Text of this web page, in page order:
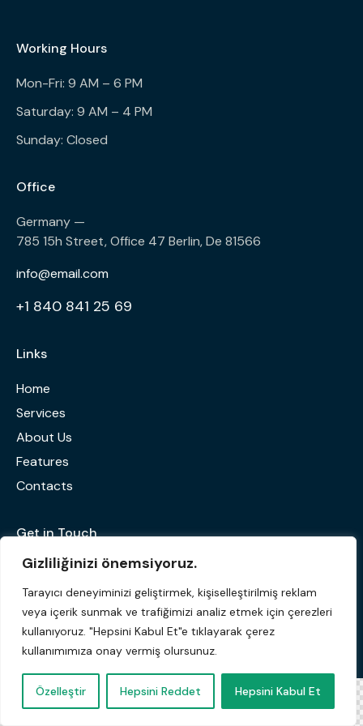
Gizliliğinizi önemsiyoruz.
Tarayıcı deneyiminizi geliştirmek, kişiselleştirilmiş reklam
veya içerik sunmak ve trafiğimizi analiz etmek için çerezleri
kullanıyoruz. "Hepsini Kabul Et"e tıklayarak çerez
kullanımımıza onay vermiş olursunuz.
Özelleştir Hepsini Reddet Hepsini Kabul Et
Working Hours
Mon-Fri: 9 AM – 6 PM
Saturday: 9 AM – 4 PM
Sunday: Closed
Office
Germany —
785 15h Street, Office 47 Berlin, De 81566
info@email.com
+1 840 841 25 69
Links
Home
Services
About Us
Features
Contacts
Get in Touch
AxiomThemes© {{Y}}. All Rights Reserved.